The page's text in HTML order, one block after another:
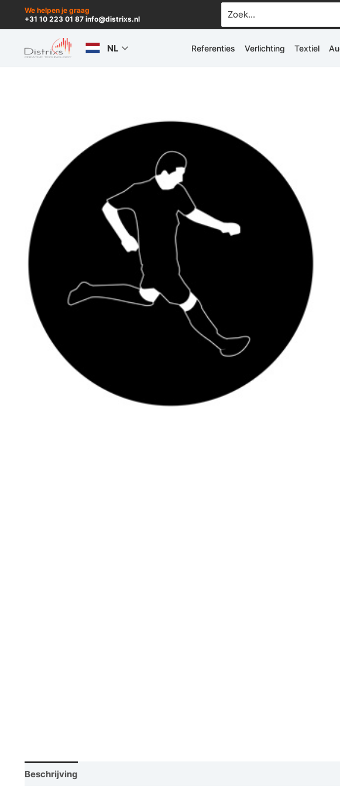
inhoud
We helpen je graag
+31 10 223 01 87 info@distrixs.nl
Zoek
naar:
NL Referenties Verlichting Textiel
Beschrijving